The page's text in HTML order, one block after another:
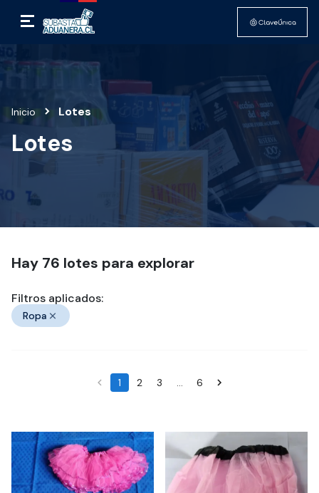
Inicio Lotes
Lotes
Hay 76 lotes para explorar
Filtros aplicados:
Ropa
1 2 3 … 6